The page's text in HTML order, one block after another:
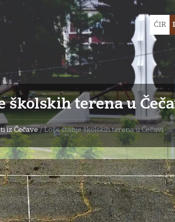
Choose
ĆIR
školskih terena u
iz Čečave/Loše stanje školskih terena u Čečavi